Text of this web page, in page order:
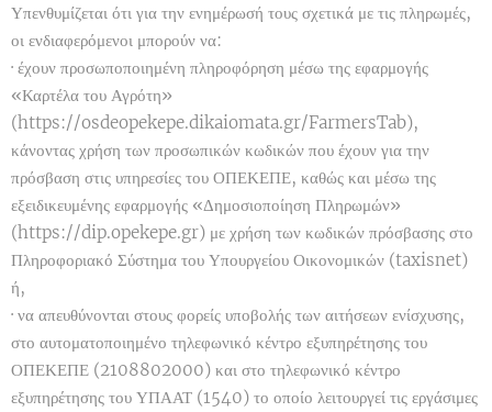
Υπενθυμίζεται ότι για την ενημέρωσή τους σχετικά με τις πληρωμές,
οι ενδιαφερόμενοι μπορούν να:
· έχουν προσωποποιημένη πληροφόρηση μέσω της εφαρμογής
«Καρτέλα του Αγρότη»
(https://osdeopekepe.dikaiomata.gr/FarmersTab),
κάνοντας χρήση των προσωπικών κωδικών που έχουν για την
πρόσβαση στις υπηρεσίες του ΟΠΕΚΕΠΕ, καθώς και μέσω της
εξειδικευμένης εφαρμογής «Δημοσιοποίηση Πληρωμών»
(https://dip.opekepe.gr) με χρήση των κωδικών πρόσβασης στο
Πληροφοριακό Σύστημα του Υπουργείου Οικονομικών (taxisnet)
ή,
· να απευθύνονται στους φορείς υποβολής των αιτήσεων ενίσχυσης,
στο αυτοματοποιημένο τηλεφωνικό κέντρο εξυπηρέτησης του
ΟΠΕΚΕΠΕ (2108802000) και στο τηλεφωνικό κέντρο
εξυπηρέτησης του ΥΠΑΑΤ (1540) το οποίο λειτουργεί τις εργάσιμες